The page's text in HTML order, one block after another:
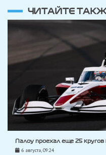
ЧИТАЙТЕ
Палоу проехал еще 25
6 августа, 09:24